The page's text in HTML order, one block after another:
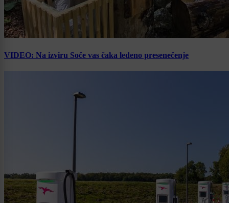
VIDEO: Na izviru Soče vas čaka ledeno presenečenje